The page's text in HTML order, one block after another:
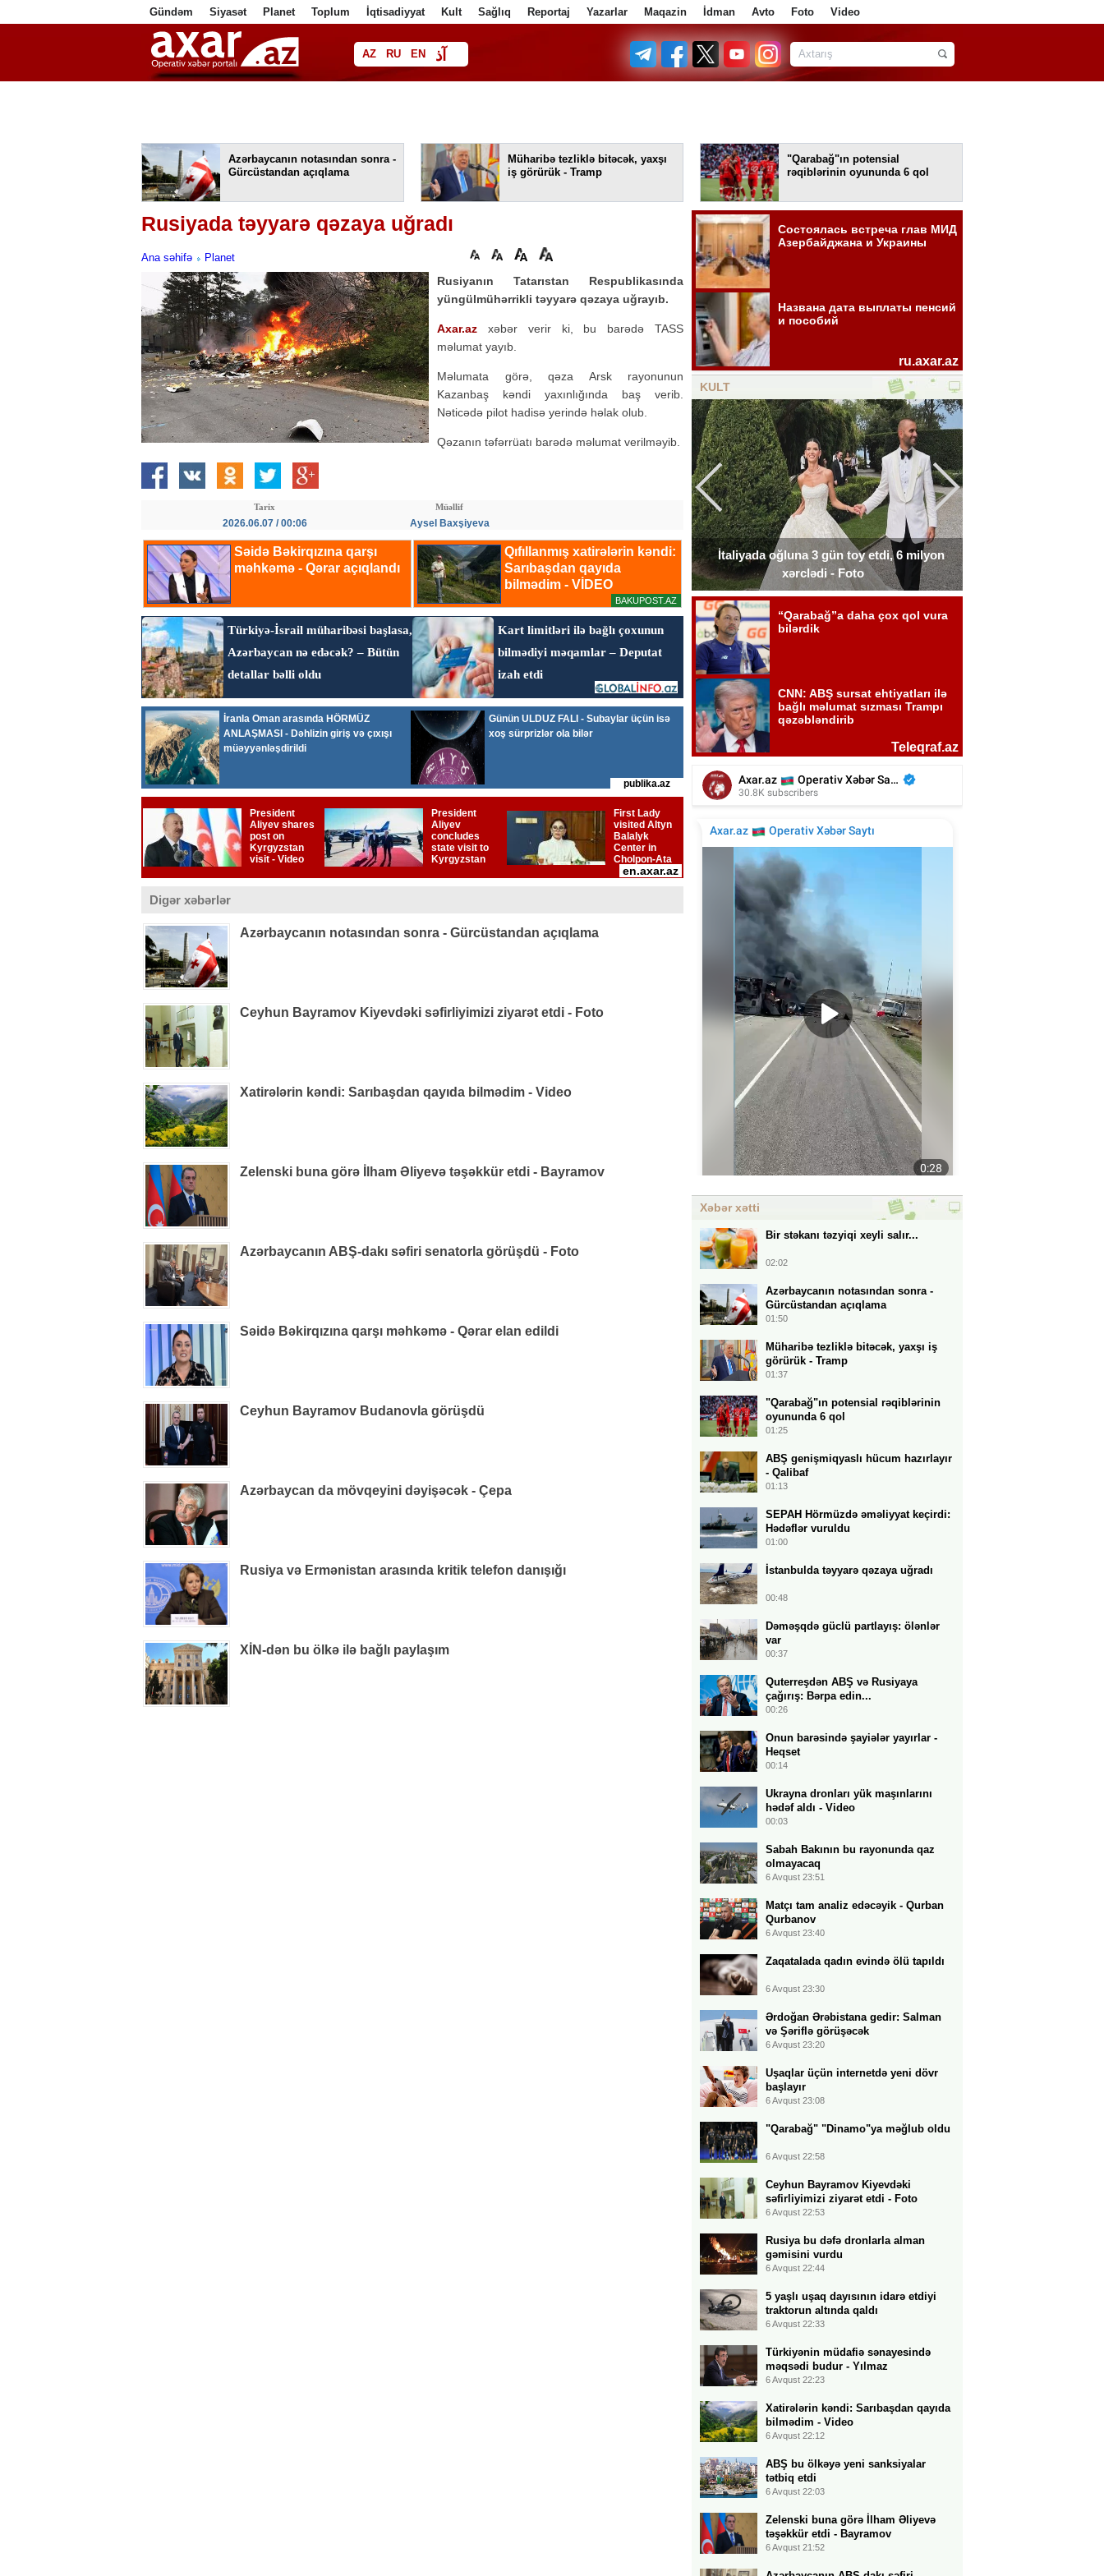
Gündəm Siyasət Planet Toplum İqtisadiyyat Kult Sağlıq Reportaj Yazarlar Maqazin İdman Avto Foto Video
AZ RU EN آذ
فا
Azərbaycanın notasından sonra -
Gürcüstandan açıqlama
Müharibə tezliklə bitəcək, yaxşı
iş görürük - Tramp
"Qarabağ"ın potensial
rəqiblərinin oyununda 6 qol
Rusiyada təyyarə qəzaya uğradı
Ana səhifə Planet
Rusiyanın Tatarıstan Respublikasında
yüngülmühərrikli təyyarə qəzaya uğrayıb.
Axar.az xəbər verir ki, bu barədə TASS
məlumat yayıb.
Məlumata görə, qəza Arsk rayonunun
Kazanbaş kəndi yaxınlığında baş verib.
Nəticədə pilot hadisə yerində həlak olub.
Qəzanın təfərrüatı barədə məlumat verilməyib.
Tarix
2026.06.07 / 00:06
Müəllif
Aysel Baxşiyeva
Digər xəbərlər
Azərbaycanın notasından sonra - Gürcüstandan açıqlama
Ceyhun Bayramov Kiyevdəki səfirliyimizi ziyarət etdi - Foto
Xatirələrin kəndi: Sarıbaşdan qayıda bilmədim - Video
Zelenski buna görə İlham Əliyevə təşəkkür etdi - Bayramov
Azərbaycanın ABŞ-dakı səfiri senatorla görüşdü - Foto
Səidə Bəkirqızına qarşı məhkəmə - Qərar elan edildi
Ceyhun Bayramov Budanovla görüşdü
Azərbaycan da mövqeyini dəyişəcək - Çepa
Rusiya və Ermənistan arasında kritik telefon danışığı
XİN-dən bu ölkə ilə bağlı paylaşım
KULT
Elçinin Fəxri xiyabandakı qəbirüstü abidəsi -
Foto
İtaliyada oğluna 3 gün toy etdi, 6 milyon
xərclədi - Foto
Elçinin Fəxri xiyabandakı qəbirüstü abidəsi -
İtaliyada oğluna 3 gün toy etdi, 6 milyon
Xəbər xətti
Bir stəkanı təzyiqi xeyli salır...
02:02
Azərbaycanın notasından sonra -
Gürcüstandan açıqlama
01:50
Müharibə tezliklə bitəcək, yaxşı iş
görürük - Tramp
01:37
"Qarabağ"ın potensial rəqiblərinin
oyununda 6 qol
01:25
ABŞ genişmiqyaslı hücum hazırlayır
- Qalibaf
01:13
SEPAH Hörmüzdə əməliyyat keçirdi:
Hədəflər vuruldu
01:00
İstanbulda təyyarə qəzaya uğradı
00:48
Dəməşqdə güclü partlayış: ölənlər
var
00:37
Quterreşdən ABŞ və Rusiyaya
çağırış: Bərpa edin...
00:26
Onun barəsində şayiələr yayırlar -
Heqset
00:14
Ukrayna dronları yük maşınlarını
hədəf aldı - Video
00:03
Sabah Bakının bu rayonunda qaz
olmayacaq
6 Avqust 23:51
Matçı tam analiz edəcəyik - Qurban
Qurbanov
6 Avqust 23:40
Zaqatalada qadın evində ölü tapıldı
6 Avqust 23:30
Ərdoğan Ərəbistana gedir: Salman
və Şəriflə görüşəcək
6 Avqust 23:20
Uşaqlar üçün internetdə yeni dövr
başlayır
6 Avqust 23:08
"Qarabağ" "Dinamo"ya məğlub oldu
6 Avqust 22:58
Ceyhun Bayramov Kiyevdəki
səfirliyimizi ziyarət etdi - Foto
6 Avqust 22:53
Rusiya bu dəfə dronlarla alman
gəmisini vurdu
6 Avqust 22:44
5 yaşlı uşaq dayısının idarə etdiyi
traktorun altında qaldı
6 Avqust 22:33
Türkiyənin müdafiə sənayesində
məqsədi budur - Yılmaz
6 Avqust 22:23
Xatirələrin kəndi: Sarıbaşdan qayıda
bilmədim - Video
6 Avqust 22:12
ABŞ bu ölkəyə yeni sanksiyalar
tətbiq etdi
6 Avqust 22:03
Zelenski buna görə İlham Əliyevə
təşəkkür etdi - Bayramov
6 Avqust 21:52